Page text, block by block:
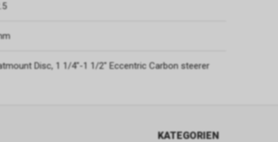
Disc, 1 1/4"-1 1/2" Eccentric Carbon steerer
KATEGORIEN
normalerweise anonym, obwohl sie manchmal auch eine